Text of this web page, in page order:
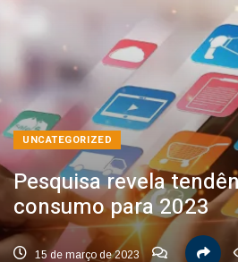
UNCATEGORIZED
Pesquisa revela
consumo para 2023
15 de março de 2023